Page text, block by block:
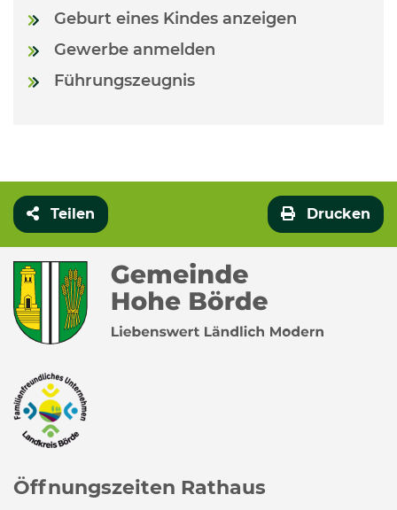
Geburt eines Kindes anzeigen
Gewerbe anmelden
Führungszeugnis
Teilen Drucken
Öffnungszeiten Rathaus